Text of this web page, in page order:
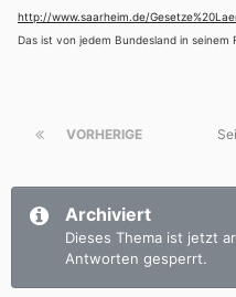
http://www.saarheim.de/
Das ist von jedem Bundesland in seinem
VORHERIGE
Archiviert
Dieses Thema ist jetzt
Antworten gesperrt.